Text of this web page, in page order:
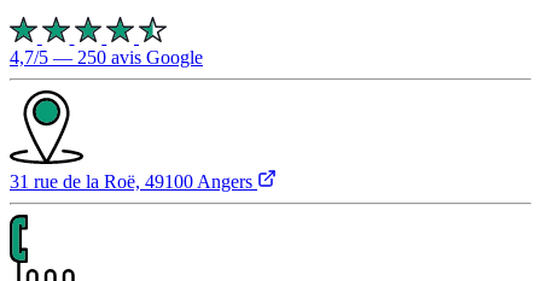
4,7/5 — 250 avis Google
31 rue de la Roë, 49100 Angers